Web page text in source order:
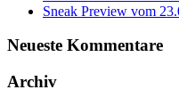
Sneak Preview vom
Neueste Kommentare
Archiv